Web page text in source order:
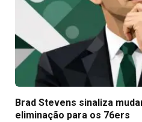
Brad Stevens sinaliza
eliminação para os 76ers